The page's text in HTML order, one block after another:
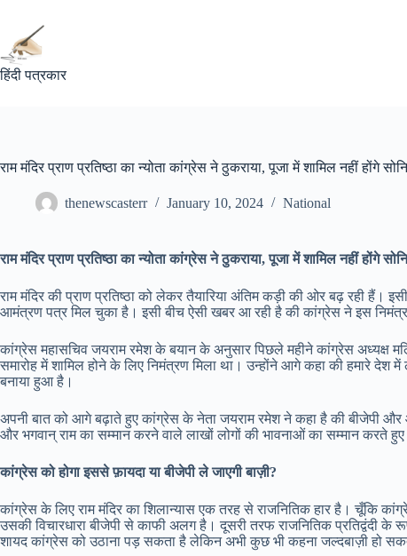
content
हिंदी पत्रकार
राम मंदिर प्राण प्रतिष्ठा का न्योता कांग्रेस ने ठुकराया, पूजा में शामिल नहीं होंगे
thenewscasterr January 10, 2024 National
राम मंदिर प्राण प्रतिष्ठा का न्योता कांग्रेस ने ठुकराया, पूजा में शामिल नहीं होंगे
राम मंदिर की प्राण प्रतिष्ठा को लेकर तैयारिया अंतिम कड़ी की ओर बढ़ रही
आमंत्रण पत्र मिल चुका है। इसी बीच ऐसी खबर आ रही है की कांग्रेस ने इस
कांग्रेस महासचिव जयराम रमेश के बयान के अनुसार पिछले महीने कांग्रेस अध्यक्ष
समारोह में शामिल होने के लिए निमंत्रण मिला था। उन्होंने आगे कहा की हमारे
बनाया हुआ है।
अपनी बात को आगे बढ़ाते हुए कांग्रेस के नेता जयराम रमेश ने कहा है की बीजेपी और
और भगवान् राम का सम्मान करने वाले लाखों लोगों की भावनाओं का सम्मान करते
कांग्रेस को होगा इससे फ़ायदा या बीजेपी ले जाएगी बाज़ी?
कांग्रेस के लिए राम मंदिर का शिलान्यास एक तरह से राजनितिक हार है। चूँकि
उसकी विचारधारा बीजेपी से काफी अलग है। दूसरी तरफ राजनितिक प्रतिद्वंदी
शायद कांग्रेस को उठाना पड़ सकता है लेकिन अभी कुछ भी कहना जल्दबाज़ी हो